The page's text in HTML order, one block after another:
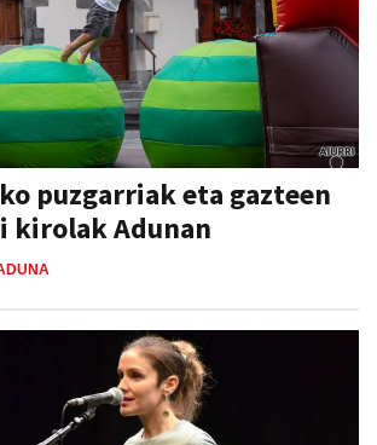
puzgarriak eta gazteen
kirolak Adunan